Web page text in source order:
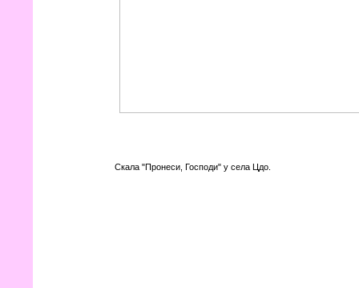
Скала "Пронеси, Господи" у села Цдо.